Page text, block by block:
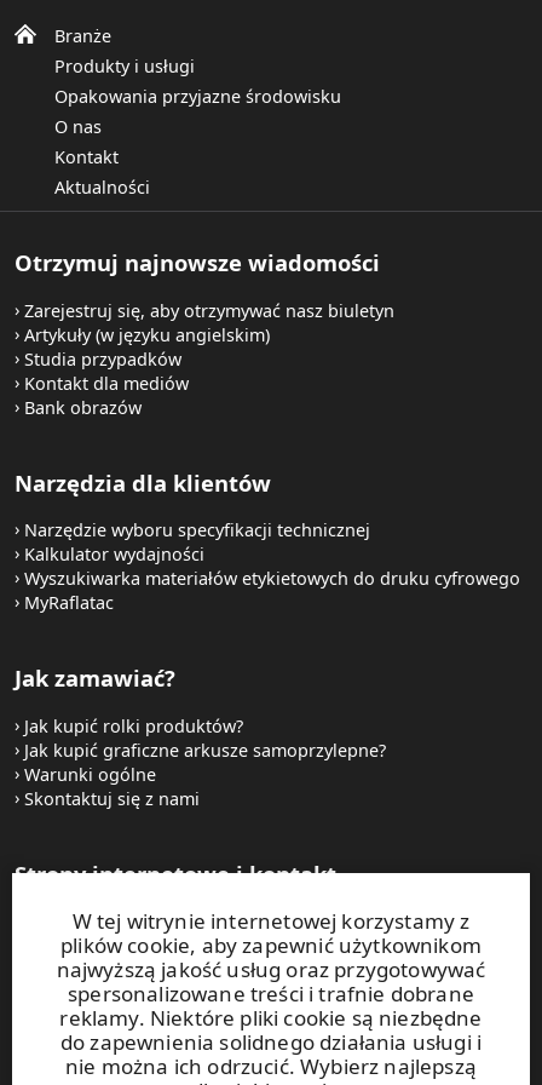
marki, poprzez ujawnianie próby naruszenia.
Zmywanie
W tej witrynie internetowej korzystamy z
plików cookie, aby zapewnić użytkownikom
najwyższą jakość usług oraz przygotowywać
spersonalizowane treści i trafnie dobrane
reklamy. Niektóre pliki cookie są niezbędne
do zapewnienia solidnego działania usługi i
nie można ich odrzucić. Wybierz najlepszą
Branże
Produkty i usługi
Opakowania przyjazne środowisku
O nas
Kontakt
Aktualności
Otrzymuj najnowsze wiadomości
Zarejestruj się, aby otrzymywać nasz biuletyn
Artykuły (w języku angielskim)
Studia przypadków
Kontakt dla mediów
Bank obrazów
Narzędzia dla klientów
Narzędzie wyboru specyfikacji technicznej
Kalkulator wydajności
Wyszukiwarka materiałów etykietowych do druku cyfrowego
MyRaflatac
Jak zamawiać?
Jak kupić rolki produktów?
Jak kupić graficzne arkusze samoprzylepne?
Warunki ogólne
Skontaktuj się z nami
Strony internetowe i kontakt
UPM Raflatac Graphics Solutions
UPM Raflatac Office Products
UPM Raflatac Industrial Removables
Kontakt